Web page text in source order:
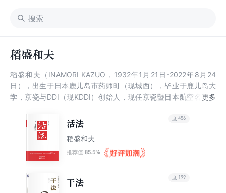
稻盛和夫
稻盛和夫（INAMORI KAZUO，1932年1月21日-2022年8月24
日），出生于日本鹿儿岛市药师町（现城西），毕业于鹿儿岛大
学，京瓷与DDI（现KDDI）创始人，现任京瓷暨日本航空名誉会
会社并担任社长。1984年，成立了第二电电企划株式会社并担任
会长，同年设立稻盛财团和创设“京都奖”。2000年，随着DDI（第
二电电）、KDD、IDO的合并，成立KDDI株式会社并担任名誉会
长。2010年，就任日本航空（JAL，现日本航空株式会社）会长。
2019年，获英国KBE名誉大英帝国勋章。 2022年8月24日，稻盛
和夫去世，享年90岁。
活法
稻盛和夫
推荐值 85.5%
456
干法
199